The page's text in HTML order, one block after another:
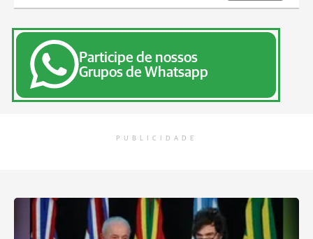
Participe de nossos
Grupos de Whatsapp
PUBLICIDADE